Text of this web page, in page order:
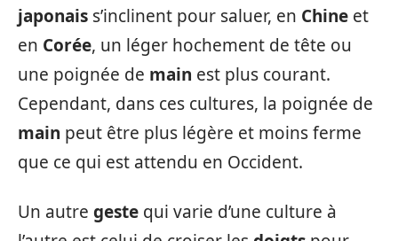
japonais s’inclinent pour saluer, en Chine et
en Corée, un léger hochement de tête ou
une poignée de main est plus courant.
Cependant, dans ces cultures, la poignée de
main peut être plus légère et moins ferme
que ce qui est attendu en Occident.
Un autre geste qui varie d’une culture à